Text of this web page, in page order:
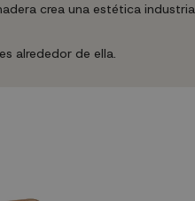
crea una estética
alrededor de ella.